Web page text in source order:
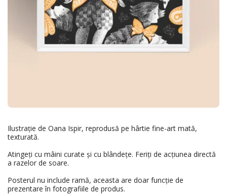
Ilustrație de Oana Ispir, reprodusă pe hârtie fine-art mată,
texturată.
Atingeți cu mâini curate și cu blândețe. Feriți de acțiunea directă
a razelor de soare.
Posterul nu include ramă, aceasta are doar funcție de
prezentare în fotografiile de produs.